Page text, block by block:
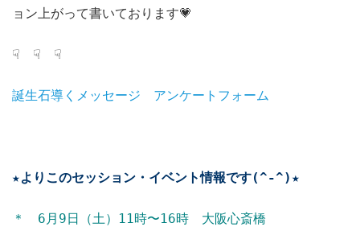
ョン上がって書いております💗
☟ ☟ ☟
誕生石導くメッセージ アンケートフォーム
★よりこのセッション・イベント情報です(^-^)★
＊ 6月9日（土）11時〜16時 大阪心斎橋